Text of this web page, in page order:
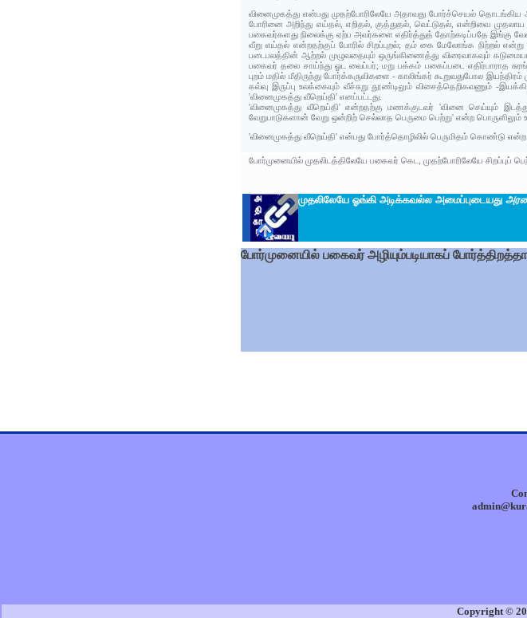
வினைமுகத்து என்பது முதற்போரிலேயே அதாவது போர்ச்செயல்
போரினை அறிந்து எய்தல், எறிதல், குத்துதல், வெட்டுதல், என்றிவை
பகைவர்களது நிலைக்கு ஏற்ப அவர்களை எதிர்த்துத் தோற்கடிப்பதே இங்கு
வீறு எய்தல் என்றதற்குப் போரில் சிறப்புறல்; தம் கை மேலோங்க நிற்றல் என்று
படைபலத்தின் ஆற்றல் முழுவதையும் ஒருங்கிணைத்து விரைவாகவும்
பகைவர் தலை சாய்ந்து ஓட வைப்பர்; மறு பக்கம் பகைப்படை எதிர்பாராத
புறம் மதில் மீதிருந்து போர்க்கருவிகளை - காலிங்கர் கூறுவதுபோல
கவ்வு இருப்பு உலக்கையும் வீச்சுறு தூண்டிலும் விசைத்தெறிகவணும் -
'வினைமுகத்து வீறெய்தி' எனப்பட்டது.
'வினைமுகத்து வீறெய்தி' என்றதற்கு மணக்குடவர் 'வினை செய்யும்
வேறுபாடுகளான் வேறு ஒன்றிற் செல்லாத பெருமை பெற்று' என்ற பொருளிலும்
'வினைமுகத்து வீறெய்தி' என்பது போர்த்தொழிலில் பெருமிதம் கொண்டு என்ற
போர்முனையில் முதலிடத்திலேயே பகைவர் கெட, முதற்போரிலேயே சிறப்புப்
முதலிலேயே ஓங்கி அடிக்கவல்ல அமைப்புடையது
போர்முனையில் பகைவர் அழியும்படியாகப்
Copyright ©